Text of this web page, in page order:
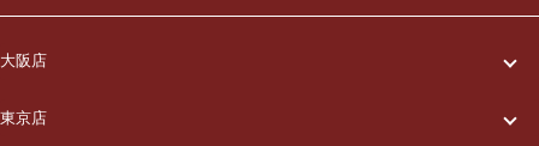
大阪店
一休について
東京店